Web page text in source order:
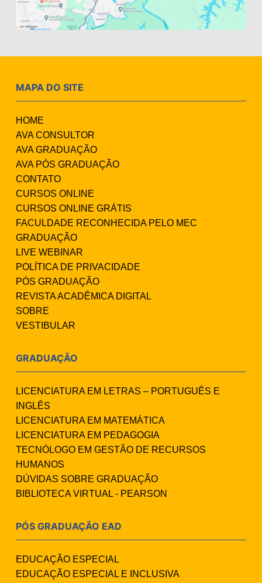
MAPA DO SITE
HOME
AVA CONSULTOR
AVA GRADUAÇÃO
AVA PÓS GRADUAÇÃO
CONTATO
CURSOS ONLINE
CURSOS ONLINE GRÁTIS
FACULDADE RECONHECIDA PELO MEC
GRADUAÇÃO
LIVE WEBINAR
POLÍTICA DE PRIVACIDADE
PÓS GRADUAÇÃO
REVISTA ACADÊMICA DIGITAL
SOBRE
VESTIBULAR
GRADUAÇÃO
LICENCIATURA EM LETRAS – PORTUGUÊS E
INGLÊS
LICENCIATURA EM MATEMÁTICA
LICENCIATURA EM PEDAGOGIA
TECNÓLOGO EM GESTÃO DE RECURSOS
HUMANOS
DÚVIDAS SOBRE GRADUAÇÃO
BIBLIOTECA VIRTUAL - PEARSON
PÓS GRADUAÇÃO EAD
EDUCAÇÃO ESPECIAL
EDUCAÇÃO ESPECIAL E INCLUSIVA